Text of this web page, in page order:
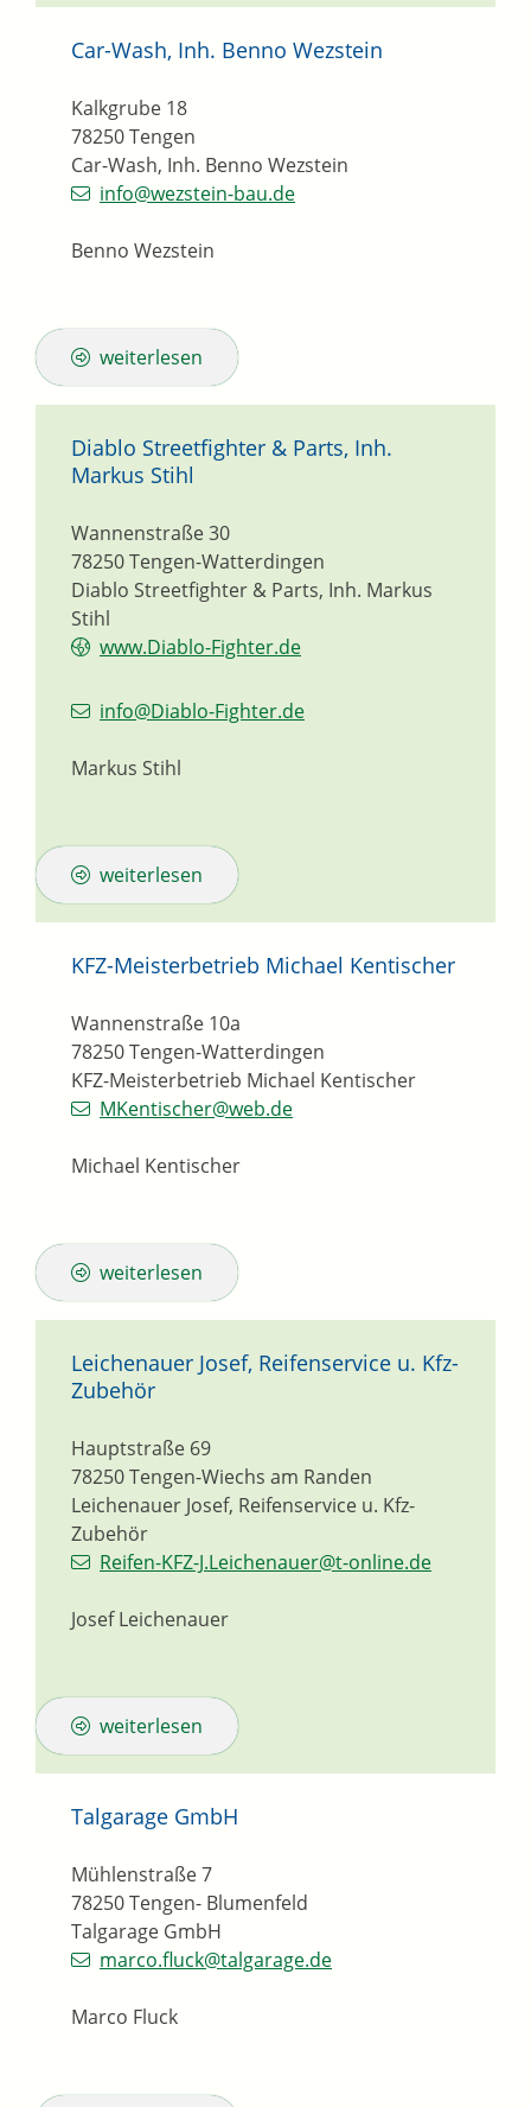
Car-Wash, Inh. Benno Wezstein
Car-Wash, Inh. Benno Wezstein
Kalkgrube 18
78250Tengen
info@wezstein-bau.de
Benno Wezstein
weiterlesen
Diablo Streetfighter & Parts, Inh.
Markus Stihl
Diablo Streetfighter & Parts, Inh. Markus
Stihl
Wannenstraße 30
78250Tengen-Watterdingen
www.Diablo-Fighter.de
info@Diablo-Fighter.de
Markus Stihl
weiterlesen
KFZ-Meisterbetrieb Michael Kentischer
KFZ-Meisterbetrieb Michael Kentischer
Wannenstraße 10a
78250Tengen-Watterdingen
MKentischer@web.de
Michael Kentischer
weiterlesen
Leichenauer Josef, Reifenservice u. Kfz-
Zubehör
Leichenauer Josef, Reifenservice u. Kfz-
Zubehör
Hauptstraße 69
78250Tengen-Wiechs am Randen
Reifen-KFZ-J.Leichenauer@t-online.de
Josef Leichenauer
weiterlesen
Talgarage GmbH
Talgarage GmbH
Mühlenstraße 7
78250Tengen- Blumenfeld
marco.fluck@talgarage.de
Marco Fluck